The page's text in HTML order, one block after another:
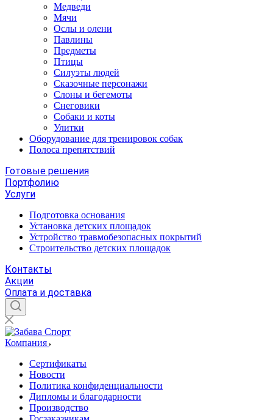
Медведи
Мячи
Ослы и олени
Павлины
Предметы
Птицы
Силуэты людей
Сказочные персонажи
Слоны и бегемоты
Снеговики
Собаки и коты
Улитки
Оборудование для тренировок собак
Полоса препятствий
Готовые решения
Портфолию
Услуги
Подготовка основания
Установка детских площадок
Устройство травмобезопасных покрытий
Строительство детских площадок
Контакты
Акции
Оплата и доставка
Компания
Сертификаты
Новости
Политика конфиденциальности
Дипломы и благодарности
Производство